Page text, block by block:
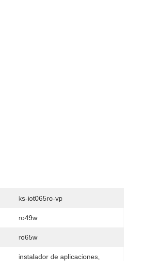
ks-iot065ro-vp
ro49w
ro65w
instalador de aplicaciones,